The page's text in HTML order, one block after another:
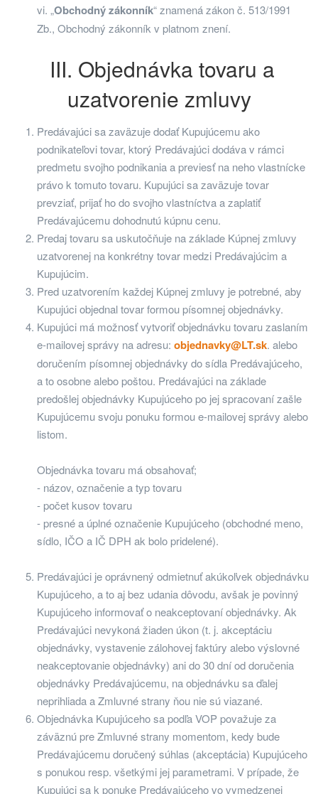
vi. „Obchodný zákonník“ znamená zákon č. 513/1991
Zb., Obchodný zákonník v platnom znení.
III. Objednávka tovaru a
uzatvorenie zmluvy
Predávajúci sa zaväzuje dodať Kupujúcemu ako
podnikateľovi tovar, ktorý Predávajúci dodáva v rámci
predmetu svojho podnikania a previesť na neho vlastnícke
právo k tomuto tovaru. Kupujúci sa zaväzuje tovar
prevziať, prijať ho do svojho vlastníctva a zaplatiť
Predávajúcemu dohodnutú kúpnu cenu.
Predaj tovaru sa uskutočňuje na základe Kúpnej zmluvy
uzatvorenej na konkrétny tovar medzi Predávajúcim a
Kupujúcim.
Pred uzatvorením každej Kúpnej zmluvy je potrebné, aby
Kupujúci objednal tovar formou písomnej objednávky.
Kupujúci má možnosť vytvoriť objednávku tovaru zaslaním
e-mailovej správy na adresu: objednavky@LT.sk. alebo
doručením písomnej objednávky do sídla Predávajúceho,
a to osobne alebo poštou. Predávajúci na základe
predošlej objednávky Kupujúceho po jej spracovaní zašle
Kupujúcemu svoju ponuku formou e-mailovej správy alebo
listom.
Objednávka tovaru má obsahovať;
- názov, označenie a typ tovaru
- počet kusov tovaru
- presné a úplné označenie Kupujúceho (obchodné meno,
sídlo, IČO a IČ DPH ak bolo pridelené).
Predávajúci je oprávnený odmietnuť akúkoľvek objednávku
Kupujúceho, a to aj bez udania dôvodu, avšak je povinný
Kupujúceho informovať o neakceptovaní objednávky. Ak
Predávajúci nevykoná žiaden úkon (t. j. akceptáciu
objednávky, vystavenie zálohovej faktúry alebo výslovné
neakceptovanie objednávky) ani do 30 dní od doručenia
objednávky Predávajúcemu, na objednávku sa ďalej
neprihliada a Zmluvné strany ňou nie sú viazané.
Objednávka Kupujúceho sa podľa VOP považuje za
záväznú pre Zmluvné strany momentom, kedy bude
Predávajúcemu doručený súhlas (akceptácia) Kupujúceho
s ponukou resp. všetkými jej parametrami. V prípade, že
Kupujúci sa k ponuke Predávajúceho vo vymedzenej